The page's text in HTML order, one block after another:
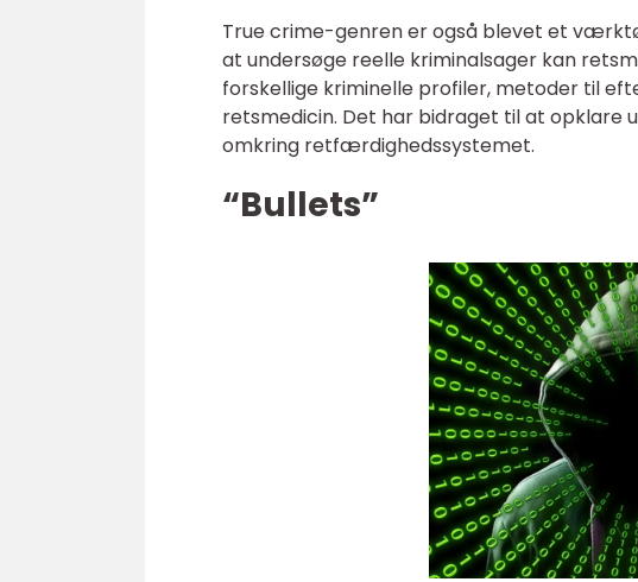
True crime-genren er også blevet et
at undersøge reelle kriminalsager kan
forskellige kriminelle profiler, metoder til
retsmedicin. Det har bidraget til at
omkring retfærdighedssystemet.
“Bullets”